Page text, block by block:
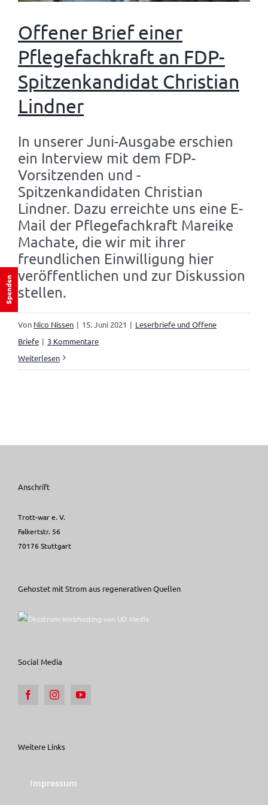
Offener Brief einer
Pflegefachkraft an FDP-
Spitzenkandidat Christian
Lindner
In unserer Juni-Ausgabe erschien
ein Interview mit dem FDP-
Vorsitzenden und -
Spitzenkandidaten Christian
Lindner. Dazu erreichte uns eine E-
Mail der Pflegefachkraft Mareike
Machate, die wir mit ihrer
freundlichen Einwilligung hier
veröffentlichen und zur Diskussion
stellen.
Von Nico Nissen | 15. Juni 2021 | Leserbriefe und Offene
Briefe | 3 Kommentare
Weiterlesen
Anschrift
Trott-war e. V.
Falkertstr. 56
70176 Stuttgart
Spenden
Gehostet mit Strom aus regenerativen Quellen
Social Media
Weitere Links
Impressum